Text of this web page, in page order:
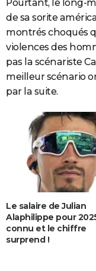
Pourtant, le long-
de sa sorite
montrés choqués
violences des
pas la scénariste
meilleur scénario
par la suite.
Le salaire de Julian
Alaphilippe pour
connu et le chiffre
surprend !